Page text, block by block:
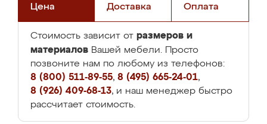
Цена Доставка Оплата
Стоимость зависит от размеров и
материалов Вашей мебели. Просто
позвоните нам по любому из телефонов:
8 (800) 511-89-55, 8 (495) 665-24-01,
8 (926) 409-68-13, и наш менеджер быстро
рассчитает стоимость.